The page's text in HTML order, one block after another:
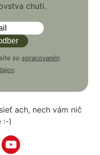
chuti.
so spracovaním
.
ach, nech vám nič
:-)